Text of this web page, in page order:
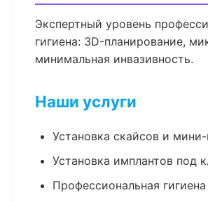
Экспертный уровень
гигиена: 3D-планирование,
минимальная инвазивность.
Наши услуги
Установка скайсов и
Установка имплантов под
Профессиональная